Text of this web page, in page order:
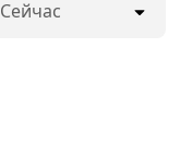
Сейчас